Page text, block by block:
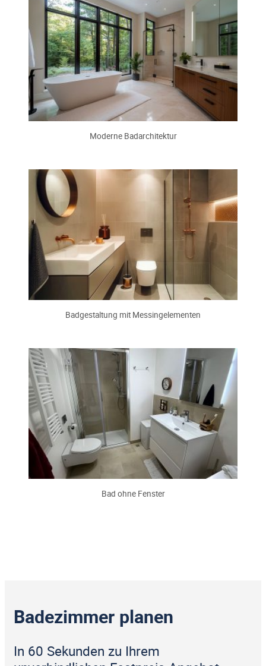
Moderne Badarchitektur
Badgestaltung mit Messingelementen
Bad ohne Fenster
Badezimmer planen
In 60 Sekunden zu Ihrem